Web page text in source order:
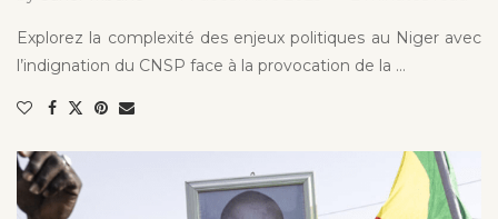
Explorez la complexité des enjeux politiques au Niger avec
l’indignation du CNSP face à la provocation de la …